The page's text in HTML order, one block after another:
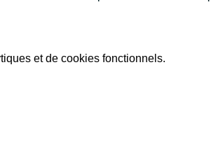
et de cookies fonctionnels.